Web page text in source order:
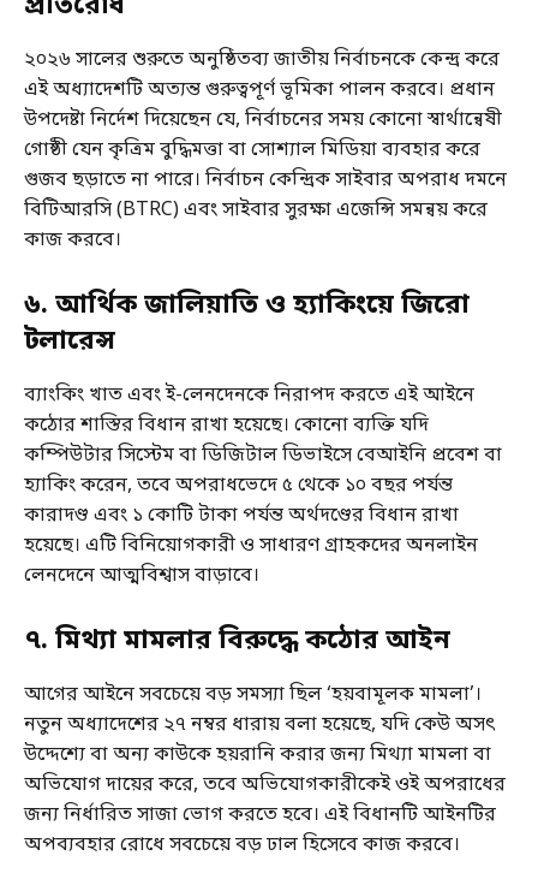
২০২৬ সালের শুরুতে অনুষ্ঠিতব্য জাতীয় নির্বাচনকে কেন্দ্র করে
এই অধ্যাদেশটি অত্যন্ত গুরুত্বপূর্ণ ভূমিকা পালন করবে। প্রধান
উপদেষ্টা নির্দেশ দিয়েছেন যে, নির্বাচনের সময় কোনো স্বার্থান্বেষী
গোষ্ঠী যেন কৃত্রিম বুদ্ধিমত্তা বা সোশ্যাল মিডিয়া ব্যবহার করে
গুজব ছড়াতে না পারে। নির্বাচন কেন্দ্রিক সাইবার অপরাধ দমনে
বিটিআরসি (BTRC) এবং সাইবার সুরক্ষা এজেন্সি সমন্বয় করে
কাজ করবে।
৬. আর্থিক জালিয়াতি ও হ্যাকিংয়ে জিরো
টলারেন্স
ব্যাংকিং খাত এবং ই-লেনদেনকে নিরাপদ করতে এই আইনে
কঠোর শাস্তির বিধান রাখা হয়েছে। কোনো ব্যক্তি যদি
কম্পিউটার সিস্টেম বা ডিজিটাল ডিভাইসে বেআইনি প্রবেশ বা
হ্যাকিং করেন, তবে অপরাধভেদে ৫ থেকে ১০ বছর পর্যন্ত
কারাদণ্ড এবং ১ কোটি টাকা পর্যন্ত অর্থদণ্ডের বিধান রাখা
হয়েছে। এটি বিনিয়োগকারী ও সাধারণ গ্রাহকদের অনলাইন
লেনদেনে আত্মবিশ্বাস বাড়াবে।
৭. মিথ্যা মামলার বিরুদ্ধে কঠোর আইন
আগের আইনে সবচেয়ে বড় সমস্যা ছিল ‘হয়বামূলক মামলা’।
নতুন অধ্যাদেশের ২৭ নম্বর ধারায় বলা হয়েছে, যদি কেউ অসৎ
উদ্দেশ্যে বা অন্য কাউকে হয়রানি করার জন্য মিথ্যা মামলা বা
অভিযোগ দায়ের করে, তবে অভিযোগকারীকেই ওই অপরাধের
জন্য নির্ধারিত সাজা ভোগ করতে হবে। এই বিধানটি আইনটির
অপব্যবহার রোধে সবচেয়ে বড় ঢাল হিসেবে কাজ করবে।